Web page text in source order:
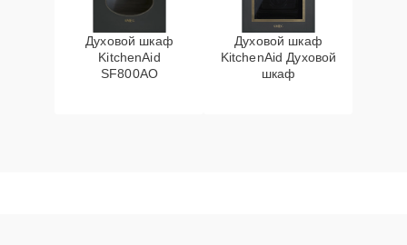
Духовой шкаф
KitchenAid
SF800AO
Духовой шкаф
KitchenAid Духовой
шкаф